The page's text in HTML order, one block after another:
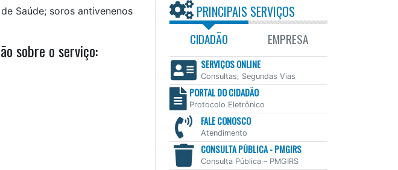
Saúde; soros antivenenos
sobre o serviço:
PRINCIPAIS SERVIÇOS
CIDADÃO EMPRESA
SERVIÇOS ONLINE
Consultas, Segundas Vias
PORTAL DO CIDADÃO
Protocolo Eletrônico
FALE CONOSCO
Atendimento
CONSULTA PÚBLICA - PMGIRS
Consulta Pública – PMGIRS